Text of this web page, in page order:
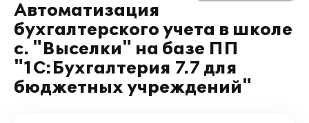
Автоматизация
бухгалтерского учета в школе
с. "Выселки" на базе ПП
"1С:Бухгалтерия 7.7 для
бюджетных учреждений"